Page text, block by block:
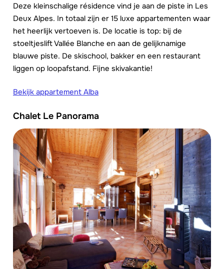
Deze kleinschalige résidence vind je aan de piste in Les
Deux Alpes. In totaal zijn er 15 luxe appartementen waar
het heerlijk vertoeven is. De locatie is top: bij de
stoeltjeslift Vallée Blanche en aan de gelijknamige
blauwe piste. De skischool, bakker en een restaurant
liggen op loopafstand. Fijne skivakantie!
Bekijk appartement Alba
Chalet Le Panorama